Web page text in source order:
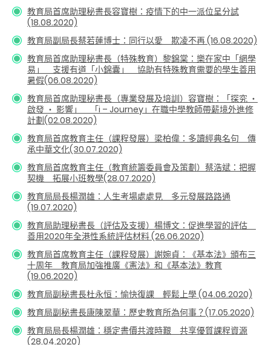
教育局首席助理秘書長容寶樹：疫情下的中一派位呈分試
(18.08.2020)
教育局副局長蔡若蓮博士：同行以愛 欺凌不再 (16.08.2020)
教育局首席助理秘書長（特殊教育）黎錦棠：樂在家中「網學
易」 支援有道「小錦囊」 協助有特殊教育需要的學生善用
暑假(06.08.2020)
教育局首席助理秘書長（專業發展及培訓）容寶樹：「探究 ‧
啟發 ‧ 影響」 「i – Journey」在職中學教師帶薪境外進修
計劃(02.08.2020)
教育局首席教育主任（課程發展） 梁柏偉：多讀經典名句 傳
承中華文化(30.07.2020)
教育局首席教育主任（教育統籌委員會及策劃）蔡浩斌：把握
契機 拓展小班教學(28.07.2020)
教育局局長楊潤雄：人生考場處處見 多元發展路路通
(19.07.2020)
教育局助理秘書長（評估及支援）楊博文：促進學習的評估
善用2020年全港性系統評估材料 (26.06.2020)
教育局首席教育主任（課程發展）謝婉貞：《基本法》頒布三
十周年 教育局加強推廣《憲法》和《基本法》教育
(19.06.2020)
教育局副秘書長杜永恒：愉快復課 輕鬆上學 (04.06.2020)
教育局副秘書長康陳翠華：歷史教育所為何事？(17.05.2020)
教育局局長楊潤雄：穩定書價共渡時艱 共享優質課程資源
(28.04.2020)